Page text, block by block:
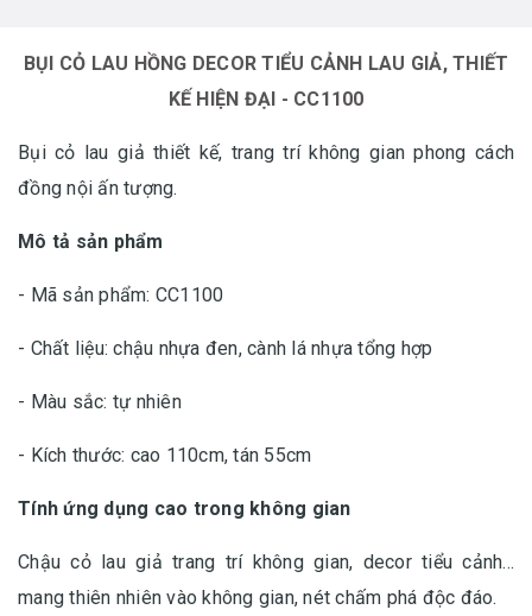
BỤI CỎ LAU HỒNG DECOR TIỂU CẢNH LAU GIẢ, THIẾT
KẾ HIỆN ĐẠI - CC1100
Bụi cỏ lau giả thiết kế, trang trí không gian phong cách
đồng nội ấn tượng.
Mô tả sản phẩm
- Mã sản phẩm: CC1100
- Chất liệu: chậu nhựa đen, cành lá nhựa tổng hợp
- Màu sắc: tự nhiên
- Kích thước: cao 110cm, tán 55cm
Tính ứng dụng cao trong không gian
Chậu cỏ lau giả trang trí không gian, decor tiểu cảnh...
mang thiên nhiên vào không gian, nét chấm phá độc đáo.